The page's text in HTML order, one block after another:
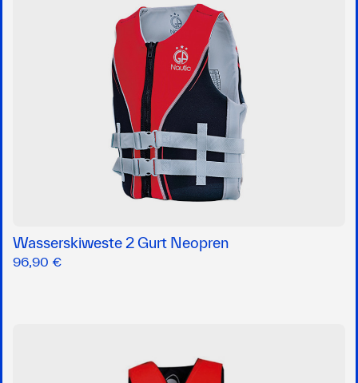
Wasserskiweste 2 Gurt Neopren
96,90 €